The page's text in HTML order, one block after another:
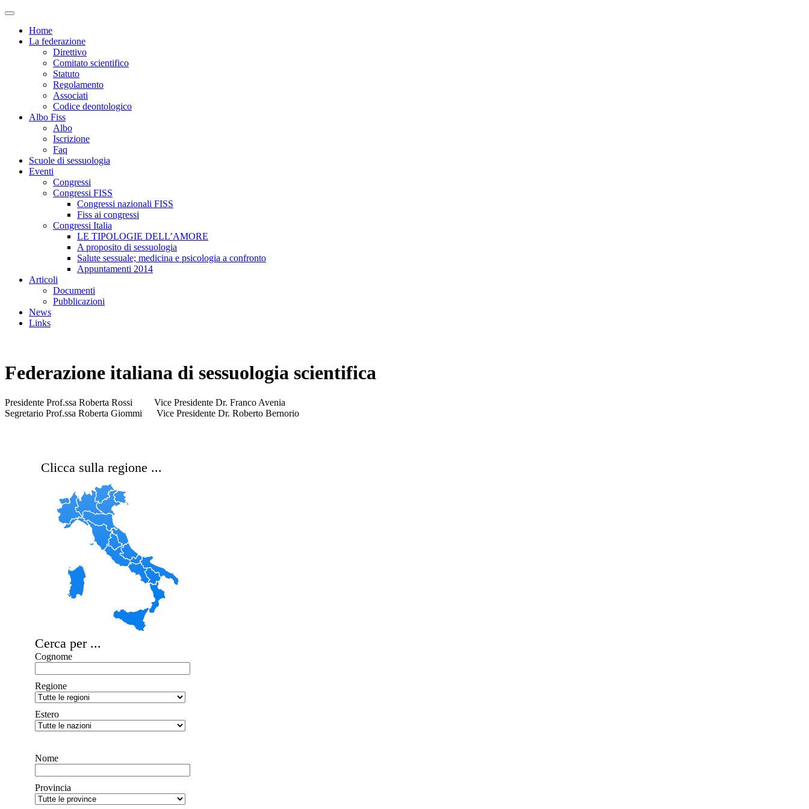
Home
La federazione
Direttivo
Comitato scientifico
Statuto
Regolamento
Associati
Codice deontologico
Albo Fiss
Albo
Iscrizione
Faq
Scuole di sessuologia
Eventi
Congressi
Congressi FISS
Congressi nazionali FISS
Fiss ai congressi
Congressi Italia
LE TIPOLOGIE DELL’AMORE
A proposito di sessuologia
Salute sessuale; medicina e psicologia a confronto
Appuntamenti 2014
Articoli
Documenti
Pubblicazioni
News
Links
Federazione italiana di sessuologia scientifica
Presidente Prof.ssa Roberta Rossi Vice Presidente Dr. Franco Avenia
Segretario Prof.ssa Roberta Giommi Vice Presidente Dr. Roberto Bernorio
Clicca sulla regione ...
Cerca per ...
Cognome
Regione
Estero
Nome
Provincia